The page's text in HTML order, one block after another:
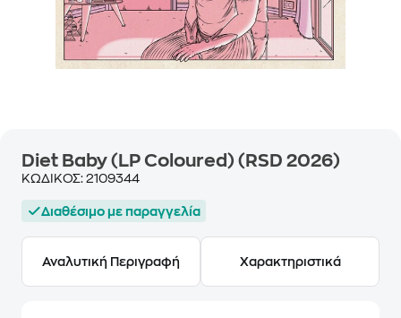
Diet Baby (LP Coloured) (RSD 2026)
ΚΩΔΙΚΟΣ: 2109344
Διαθέσιμο με παραγγελία
Αναλυτική Περιγραφή Χαρακτηριστικά